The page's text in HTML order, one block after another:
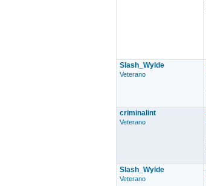
Slash_Wylde
Veterano
criminalint
Veterano
Slash_Wylde
Veterano